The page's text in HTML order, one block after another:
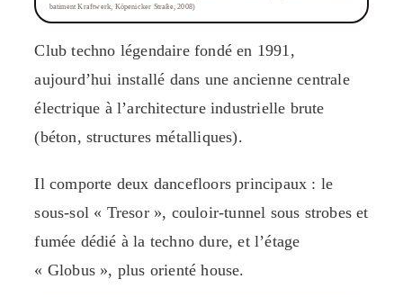
batiment Kraftwerk, Köpenicker Straße, 2008)
Club techno légendaire fondé en 1991,
aujourd’hui installé dans une ancienne centrale
électrique à l’architecture industrielle brute
(béton, structures métalliques).
Il comporte deux dancefloors principaux : le
sous-sol « Tresor », couloir-tunnel sous strobes et
fumée dédié à la techno dure, et l’étage
« Globus », plus orienté house.